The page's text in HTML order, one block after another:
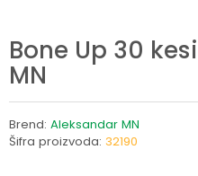
Bone Up 30
MN
Brend: Aleksandar MN
Šifra proizvoda: 32190